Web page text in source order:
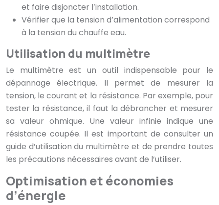
et faire disjoncter l’installation.
Vérifier que la tension d’alimentation correspond
à la tension du chauffe eau.
Utilisation du multimètre
Le multimètre est un outil indispensable pour le
dépannage électrique. Il permet de mesurer la
tension, le courant et la résistance. Par exemple, pour
tester la résistance, il faut la débrancher et mesurer
sa valeur ohmique. Une valeur infinie indique une
résistance coupée. Il est important de consulter un
guide d’utilisation du multimètre et de prendre toutes
les précautions nécessaires avant de l’utiliser.
Optimisation et économies
d’énergie